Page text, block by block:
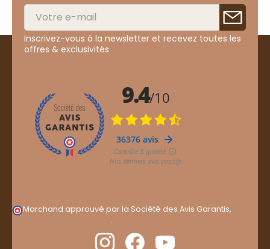
Inscrivez-vous à la newsletter et recevez toutes les
offres & exclusivités
Marchand approuvé par la Société des Avis Garantis,
.